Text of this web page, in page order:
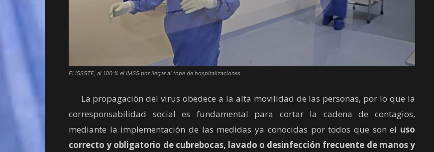
El ISSSTE, al 100 % el IMSS por llegar al tope de hospitalizaciones.
La propagación del virus obedece a la alta movilidad de las personas, por lo que la
corresponsabilidad social es fundamental para cortar la cadena de contagios,
mediante la implementación de las medidas ya conocidas por todos que son el uso
correcto y obligatorio de cubrebocas, lavado o desinfección frecuente de manos y